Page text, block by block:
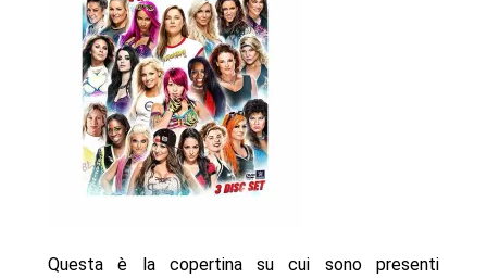
Questa è la copertina su cui sono presenti